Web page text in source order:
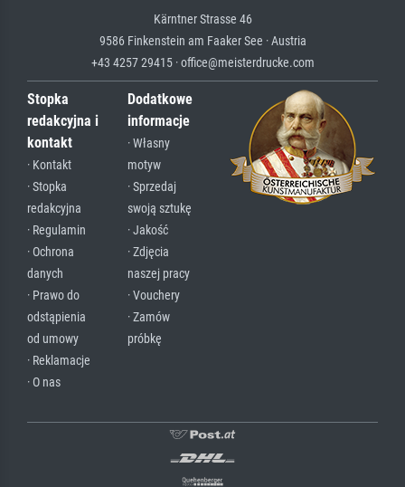
Kärntner Strasse 46
9586 Finkenstein am Faaker See · Austria
+43 4257 29415 · office@meisterdrucke.com
Stopka
redakcyjna i
kontakt
· Kontakt
· Stopka
redakcyjna
· Regulamin
· Ochrona
danych
· Prawo do
odstąpienia
od umowy
· Reklamacje
· O nas
Dodatkowe
informacje
· Własny
motyw
· Sprzedaj
swoją sztukę
· Jakość
· Zdjęcia
naszej pracy
· Vouchery
· Zamów
próbkę